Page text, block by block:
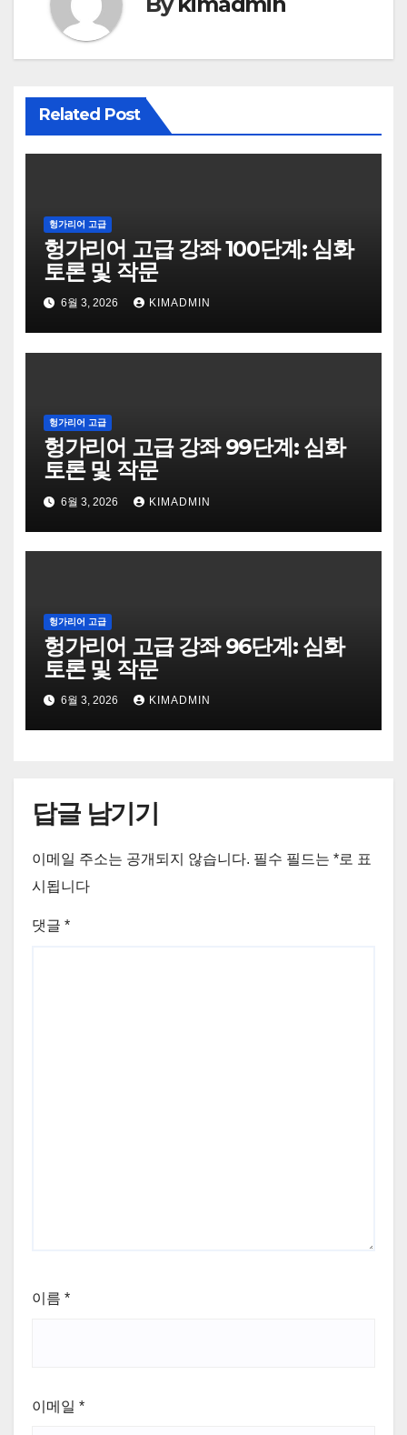
Related Post
헝가리어 고급
헝가리어 고급 강좌 100단계: 심화
토론 및 작문
6월 3, 2026 KIMADMIN
헝가리어 고급
헝가리어 고급 강좌 99단계: 심화
토론 및 작문
6월 3, 2026 KIMADMIN
헝가리어 고급
헝가리어 고급 강좌 96단계: 심화
토론 및 작문
6월 3, 2026 KIMADMIN
답글 남기기
이메일 주소는 공개되지 않습니다. 필수 필드는 *로 표
시됩니다
댓글 *
이름 *
이메일 *